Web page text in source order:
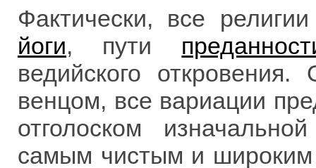
Фактически, все
йоги, пути
ведийского
венцом, все вариации
отголоском
самым чистым и широким